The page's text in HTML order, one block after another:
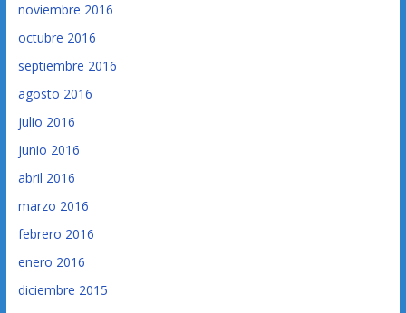
noviembre 2016
octubre 2016
septiembre 2016
agosto 2016
julio 2016
junio 2016
abril 2016
marzo 2016
febrero 2016
enero 2016
diciembre 2015